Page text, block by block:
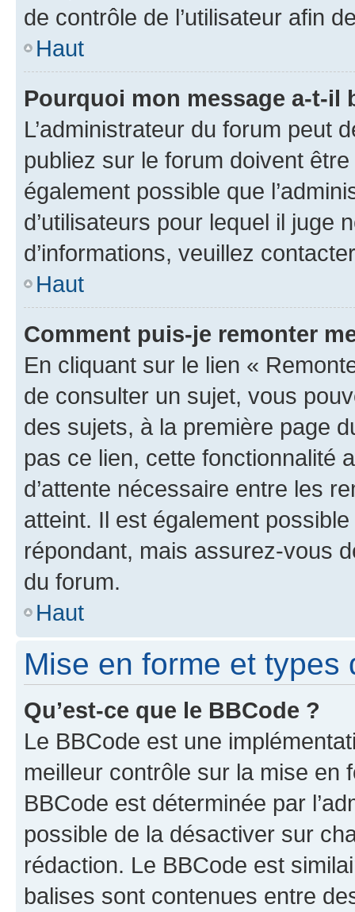
de contrôle de l’utilisateur afin
Haut
Pourquoi mon message a-t-il
L’administrateur du forum peut
publiez sur le forum doivent
également possible que
d’utilisateurs pour lequel il juge
d’informations, veuillez
Haut
Comment puis-je remonter
En cliquant sur le lien «
de consulter un sujet, vous
des sujets, à la première page
pas ce lien, cette fonctionnalité
d’attente nécessaire entre les
atteint. Il est également
répondant, mais assurez-vous
du forum.
Haut
Mise en forme et types
Qu’est-ce que le BBCode ?
Le BBCode est une
meilleur contrôle sur la mise en
BBCode est déterminée par
possible de la désactiver sur
rédaction. Le BBCode est
balises sont contenues entre